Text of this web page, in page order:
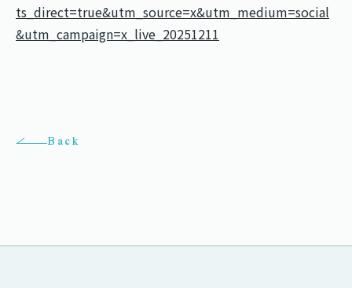
ts_direct=true&utm_source=x&utm_medium=social
&utm_campaign=x_live_20251211
Back